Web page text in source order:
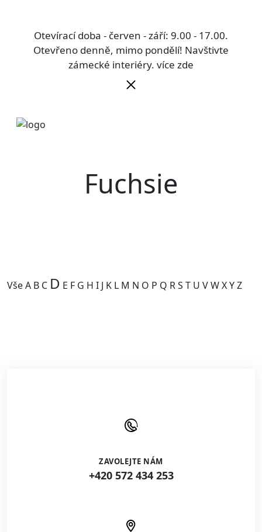
Otevírací doba - červen - září: 9.00 - 17.00.
Otevřeno denně, mimo pondělí! Navštivte
zámecké interiéry. více zde
Fuchsie
VšeA B C D E F G H I J K L M N O P Q RS T U VWXYZ
ZAVOLEJTE NÁM
+420 572 434 253